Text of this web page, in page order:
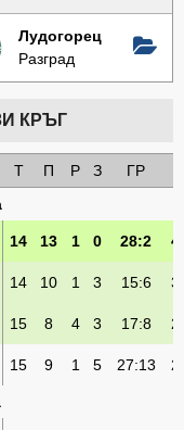
Лудогорец
Разград
КРЪГ
Т П Р З ГР
14 13 1 0 28:2
14 10 1 3 15:6
15 8 4 3 17:8
15 9 1 5 27:13